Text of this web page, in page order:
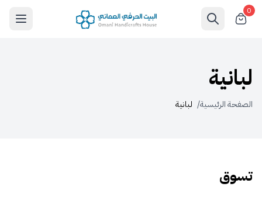
0
لبانية
الصفحة الرئيسية/ لبانية
تسوق